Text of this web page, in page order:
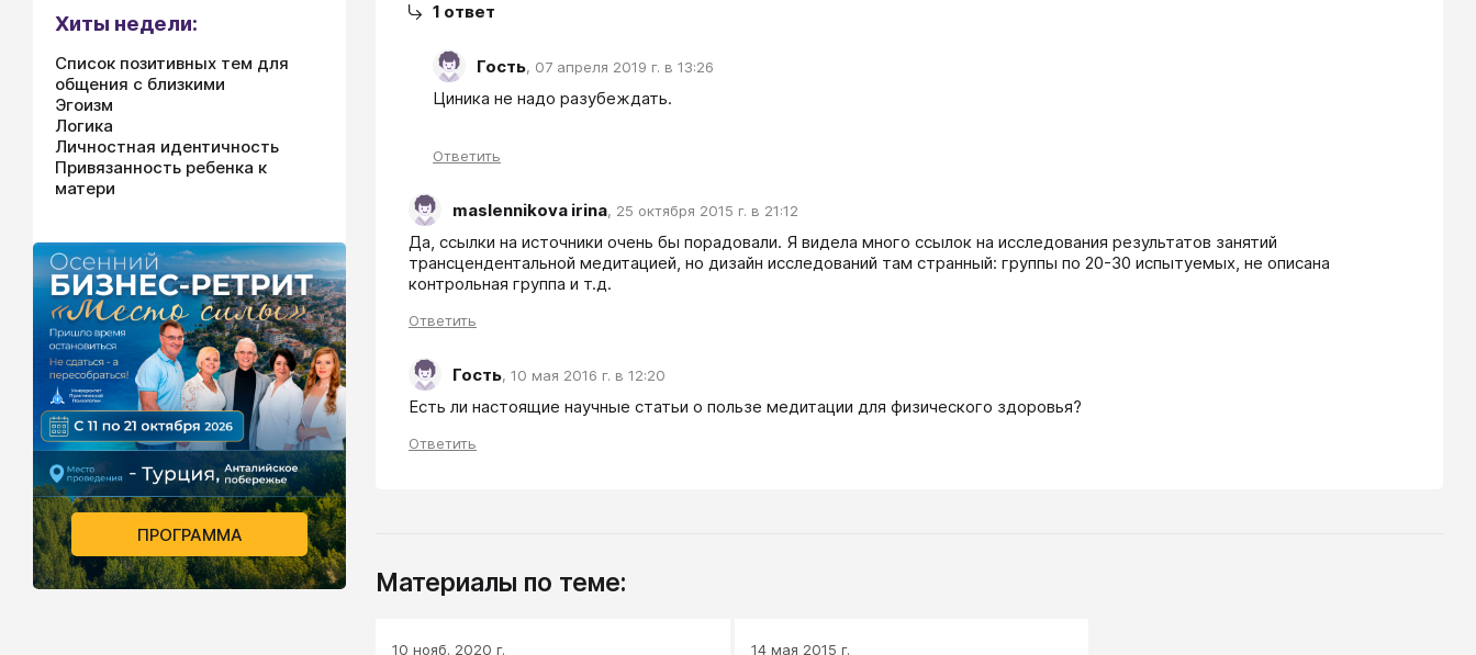
1 ответ
Гость, 07 апреля 2019 г. в 13:26
Циника не надо разубеждать.
Ответить
maslennikova irina, 25 октября 2015 г. в 21:12
Да, ссылки на источники очень бы порадовали. Я видела много ссылок на исследования результатов занятий
трансцендентальной медитацией, но дизайн исследований там странный: группы по 20-30 испытуемых, не описана
контрольная группа и т.д.
Ответить
Гость, 10 мая 2016 г. в 12:20
Есть ли настоящие научные статьи о пользе медитации для физического здоровья?
Ответить
Материалы по теме:
10 нояб. 2020 г. 14 мая 2015 г.
Хиты недели:
Список позитивных тем для
общения с близкими
Эгоизм
Логика
Личностная идентичность
Привязанность ребенка к
матери
ПРОГРАММА